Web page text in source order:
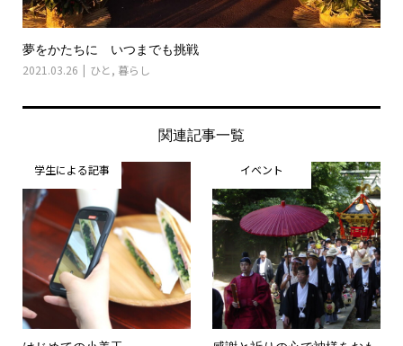
夢をかたちに いつまでも挑戦
2021.03.26 ひと , 暮らし
関連記事一覧
学生による記事 イベント